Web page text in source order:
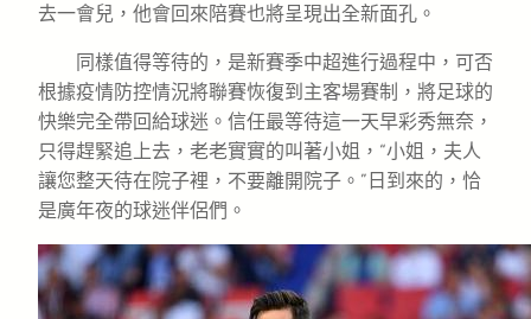
去一會兒，他會回來陪賽也將呈現出全新面孔。
同樣值得等待的，是新賽季中超進行過程中，可否
根據疫情防控情況將聯賽恢復到主客場賽制，將足球的
快樂完全帶回給球迷。信任最等待這一天早彩秀無奈，
只得趕緊追上去，老老實實的叫著小姐，“小姐，夫人
讓您整天待在院子裡，不要離開院子。”日到來的，恰
是廣年夜的球迷伴侶們。